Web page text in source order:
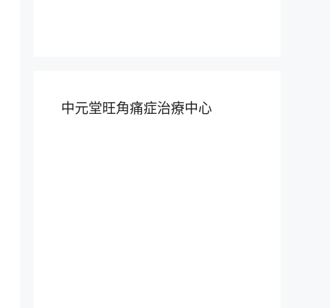
中元堂旺角痛症治療中心